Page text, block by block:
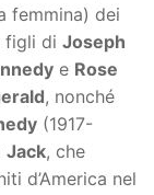
femmina) dei
figli di Joseph
e Rose
, nonché
(1917-
Jack, che
d’America nel